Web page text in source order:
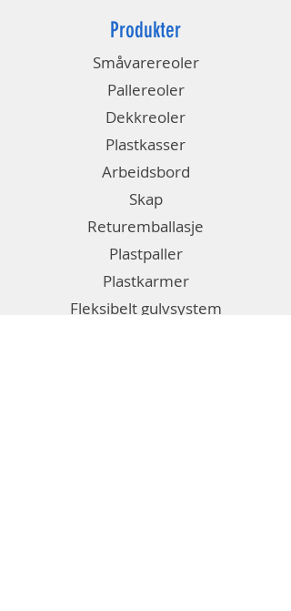
Produkter
Småvarereoler
Pallereoler
Dekkreoler
Plastkasser
Arbeidsbord
Skap
Returemballasje
Plastpaller
Plastkarmer
Fleksibelt gulvsystem